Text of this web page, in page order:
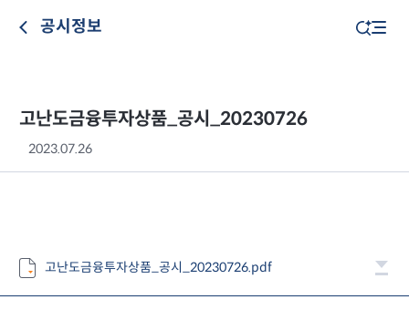
공시정보
고난도금융투자상품_공시_20230726
2023.07.26
고난도금융투자상품_공시_20230726.pdf